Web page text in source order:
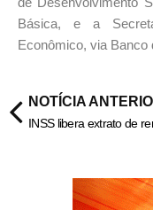
Básica, e a
Econômico, via Banco
NOTÍCIA